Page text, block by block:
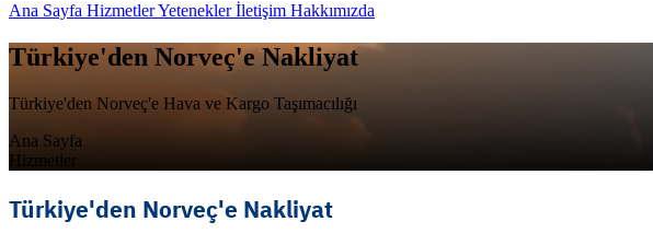
Ana Sayfa HizmetlerYeteneklerİletişim Hakkımızda
Türkiye'den Norveç'e Nakliyat
Türkiye'den Norveç'e Hava ve Kargo Taşımacılığı
Ana Sayfa
Hizmetler
Türkiye'den Norveç'e Nakliyat